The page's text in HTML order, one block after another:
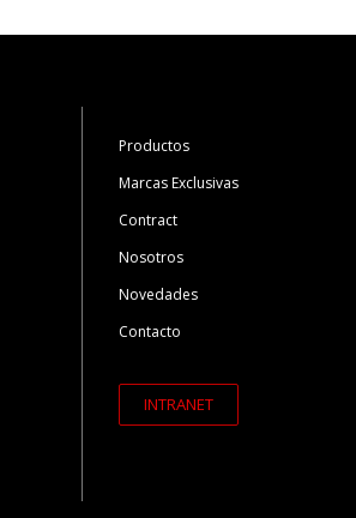
Productos
Marcas Exclusivas
Contract
Nosotros
Novedades
Contacto
INTRANET